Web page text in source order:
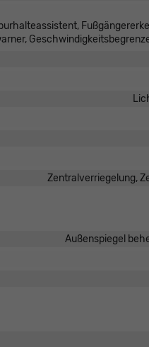
Zentralverriegelung,
Außenspiegel